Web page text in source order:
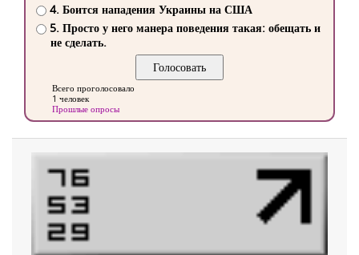
4. Боится нападения Украины на США
5. Просто у него манера поведения такая: обещать и
не сделать.
Всего проголосовало
1 человек
Прошлые опросы